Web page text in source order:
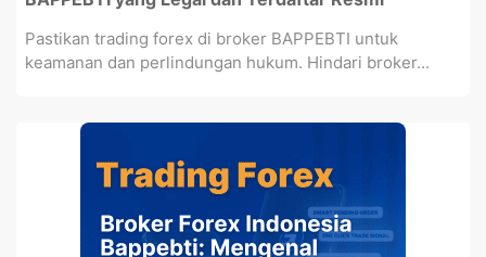
Pastikan trading forex di broker BAPPEBTI untuk
keamanan dan perlindungan hukum. Hindari broker...